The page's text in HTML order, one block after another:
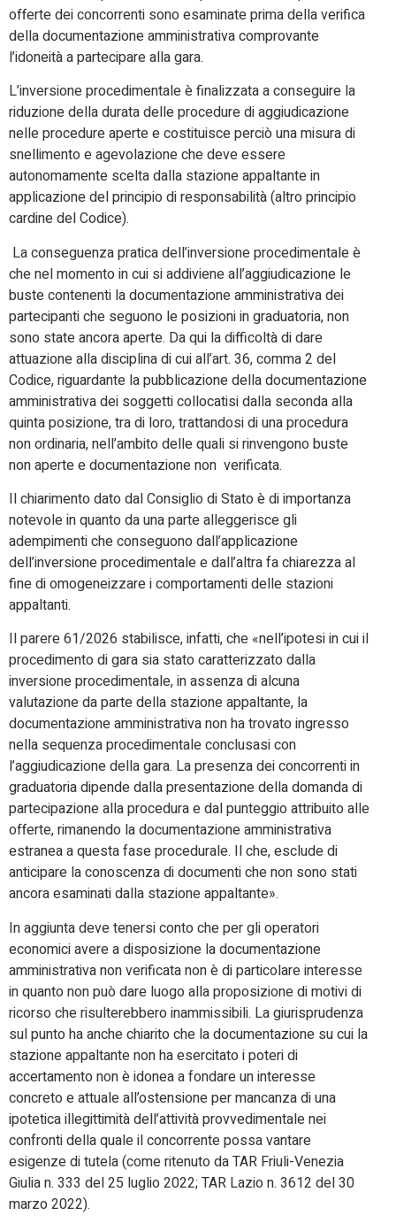
offerte dei concorrenti sono esaminate prima della verifica
della documentazione amministrativa comprovante
l’idoneità a partecipare alla gara.
L’inversione procedimentale è finalizzata a conseguire la
riduzione della durata delle procedure di aggiudicazione
nelle procedure aperte e costituisce perciò una misura di
snellimento e agevolazione che deve essere
autonomamente scelta dalla stazione appaltante in
applicazione del principio di responsabilità (altro principio
cardine del Codice).
La conseguenza pratica dell’inversione procedimentale è
che nel momento in cui si addiviene all’aggiudicazione le
buste contenenti la documentazione amministrativa dei
partecipanti che seguono le posizioni in graduatoria, non
sono state ancora aperte. Da qui la difficoltà di dare
attuazione alla disciplina di cui all’art. 36, comma 2 del
Codice, riguardante la pubblicazione della documentazione
amministrativa dei soggetti collocatisi dalla seconda alla
quinta posizione, tra di loro, trattandosi di una procedura
non ordinaria, nell’ambito delle quali si rinvengono buste
non aperte e documentazione non verificata.
Il chiarimento dato dal Consiglio di Stato è di importanza
notevole in quanto da una parte alleggerisce gli
adempimenti che conseguono dall’applicazione
dell’inversione procedimentale e dall’altra fa chiarezza al
fine di omogeneizzare i comportamenti delle stazioni
appaltanti.
Il parere 61/2026 stabilisce, infatti, che «nell’ipotesi in cui il
procedimento di gara sia stato caratterizzato dalla
inversione procedimentale, in assenza di alcuna
valutazione da parte della stazione appaltante, la
documentazione amministrativa non ha trovato ingresso
nella sequenza procedimentale conclusasi con
l’aggiudicazione della gara. La presenza dei concorrenti in
graduatoria dipende dalla presentazione della domanda di
partecipazione alla procedura e dal punteggio attribuito alle
offerte, rimanendo la documentazione amministrativa
estranea a questa fase procedurale. Il che, esclude di
anticipare la conoscenza di documenti che non sono stati
ancora esaminati dalla stazione appaltante».
In aggiunta deve tenersi conto che per gli operatori
economici avere a disposizione la documentazione
amministrativa non verificata non è di particolare interesse
in quanto non può dare luogo alla proposizione di motivi di
ricorso che risulterebbero inammissibili. La giurisprudenza
sul punto ha anche chiarito che la documentazione su cui la
stazione appaltante non ha esercitato i poteri di
accertamento non è idonea a fondare un interesse
concreto e attuale all’ostensione per mancanza di una
ipotetica illegittimità dell’attività provvedimentale nei
confronti della quale il concorrente possa vantare
esigenze di tutela (come ritenuto da TAR Friuli-Venezia
Giulia n. 333 del 25 luglio 2022; TAR Lazio n. 3612 del 30
marzo 2022).